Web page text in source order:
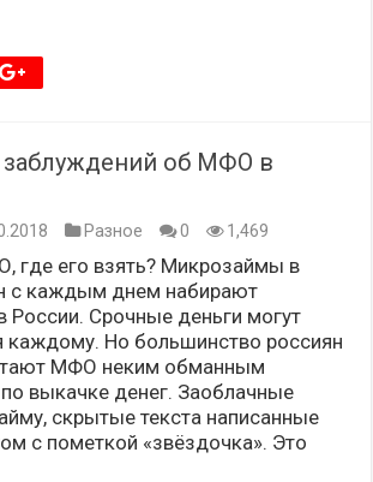
об МФО в
Разное 0 1,469
где его взять? Микрозаймы в
с каждым днем набирают
России. Срочные деньги могут
каждому. Но большинство россиян
МФО неким обманным
выкачке денег. Заоблачные
скрытые текста написанные
с пометкой «звёздочка». Это